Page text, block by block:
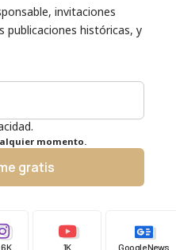
invitaciones
publicaciones históricas, y
momento.
gratis
1K Google News